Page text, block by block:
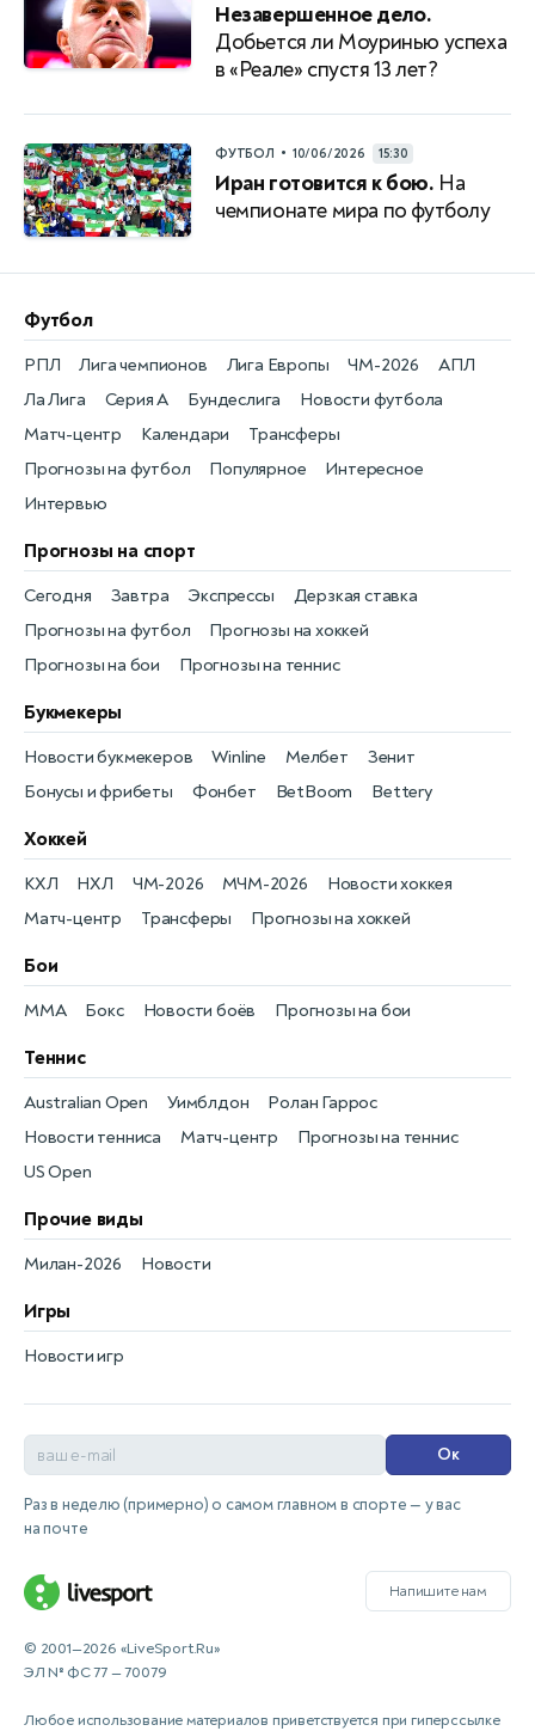
Незавершенное дело.
Добьется ли Моуринью успеха
в «Реале» спустя 13 лет?
ФУТБОЛ • 10/06/2026 15:30
Иран готовится к бою. На
чемпионате мира по футболу
Футбол
Новости футбола
РПЛ
Матч-центр
Лига чемпионов
Календари
Лига Европы
Трансферы
ЧМ-2026
Прогнозы на футбол
АПЛ
Популярное
Ла Лига
Интересное
Серия А
Интервью
Бундеслига
Прогнозы на спорт
Прогнозы на футбол
Сегодня
Прогнозы на хоккей
Завтра
Прогнозы на бои
Экспрессы
Прогнозы на теннис
Дерзкая ставка
Букмекеры
Бонусы и фрибеты
Новости букмекеров
Фонбет
Winline
BetBoom
Мелбет
Bettery
Зенит
Хоккей
Новости хоккея
КХЛ
Матч-центр
НХЛ
Трансферы
ЧМ-2026
Прогнозы на хоккей
МЧМ-2026
Бои
Новости боёв
MMA Прогнозы на бои
Бокс
Теннис
Новости тенниса
Australian Open
Матч-центр
Уимблдон
Прогнозы на теннис
Ролан Гаррос
US Open
Прочие виды
Новости
Милан-2026
Игры
Новости игр
Ок
Раз в неделю (примерно) о самом главном в спорте — у вас
на почте
Напишите нам
© 2001—2026 «LiveSport.Ru»
ЭЛ № ФС 77 — 70079
Любое использование материалов приветствуется при гиперссылке